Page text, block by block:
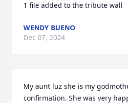
1 file added to the tribute wall
WENDY BUENO
Dec 07, 2024
My aunt luz she is my
confirmation. She was very